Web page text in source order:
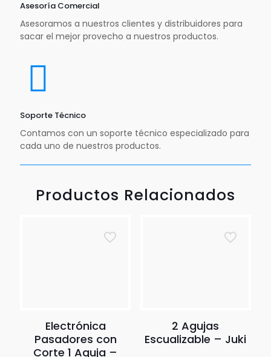
Asesoría Comercial
Asesoramos a nuestros clientes y distribuidores para
sacar el mejor provecho a nuestros productos.
Soporte Técnico
Contamos con un soporte técnico especializado para
cada uno de nuestros productos.
Productos Relacionados
Electrónica
Pasadores con
Corte 1 Aguja –
2 Agujas
Escualizable – Juki